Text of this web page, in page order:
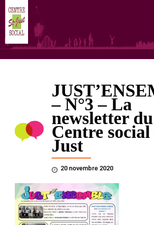
Aller
contenu
– N°3 – La
newsletter du
Centre social
Just
20 novembre 2020